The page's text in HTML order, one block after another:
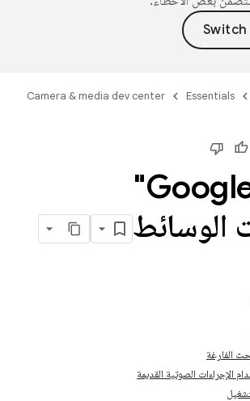
Essentials
Camera & media dev center
"مساعد Google"
الوسائط
الفارغة
الإجراءات الصوتية القديمة